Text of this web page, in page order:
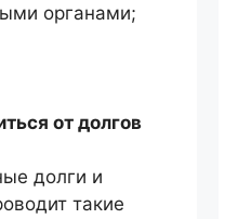
органами;
от долгов
долги и
такие